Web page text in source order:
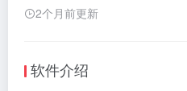
2个月前更新
软件介绍